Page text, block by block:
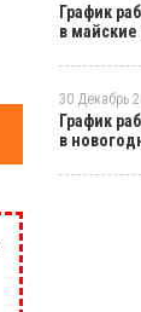
График
в
30 Декабрь
График
в